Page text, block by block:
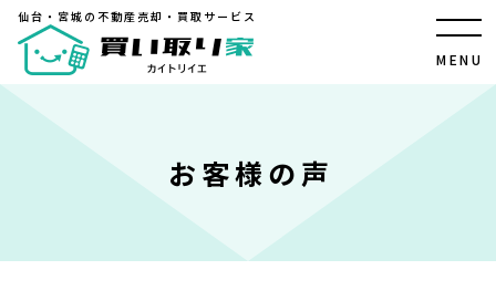
仙台・宮城の不動産売却・買取サービス
MENU
仙台・宮城の不動産売却・買取サービス
CLOSE
お客様の声